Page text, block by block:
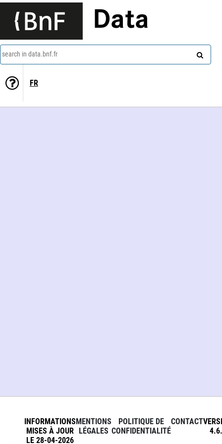
Data
search in data.bnf.fr
FR
INFORMATIONS
MISES À JOUR
LE 28-04-2026
MENTIONS
LÉGALES
POLITIQUE DE
CONFIDENTIALITÉ
CONTACT